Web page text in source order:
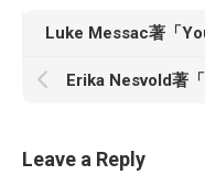
Leave a Reply